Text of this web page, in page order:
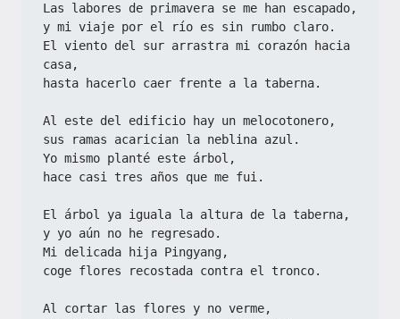
Las labores de primavera se me han escapado,
y mi viaje por el río es sin rumbo claro.
El viento del sur arrastra mi corazón hacia
casa,
hasta hacerlo caer frente a la taberna.
Al este del edificio hay un melocotonero,
sus ramas acarician la neblina azul.
Yo mismo planté este árbol,
hace casi tres años que me fui.
El árbol ya iguala la altura de la taberna,
y yo aún no he regresado.
Mi delicada hija Pingyang,
coge flores recostada contra el tronco.
Al cortar las flores y no verme,